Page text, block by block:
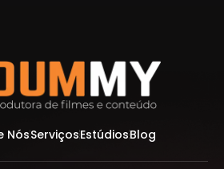
NósServiçosEstúdiosBlog